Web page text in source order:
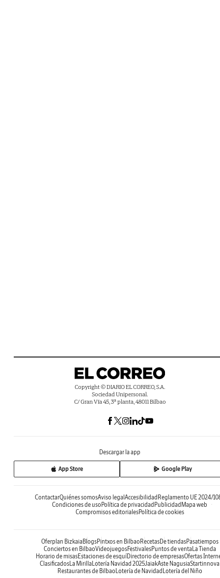
Copyright © DIARIO EL CORREO, S.A.
Sociedad Unipersonal.
C/ Gran Vía 45, 3ª planta, 48011 Bilbao
Descargar la app
App Store Google Play
ContactarQuiénes somosAviso legalAccesibilidadReglamento UE 2024/
Condiciones de usoPolítica de privacidadPublicidadMapa web
Compromisos editorialesPolítica de cookies
Oferplan BizkaiaBlogsPintxos en BilbaoRecetasDe tiendasPasatiempos
Conciertos en BilbaoVideojuegosFestivalesPuntos de ventaLa Tienda
Horario de misasEstaciones de esquíDirectorio de empresasOfertas
ClasificadosLa MirillaLotería Navidad 2025JaiakAste NagusiaStartinnova
Restaurantes de BilbaoLotería de NavidadLotería del Niño